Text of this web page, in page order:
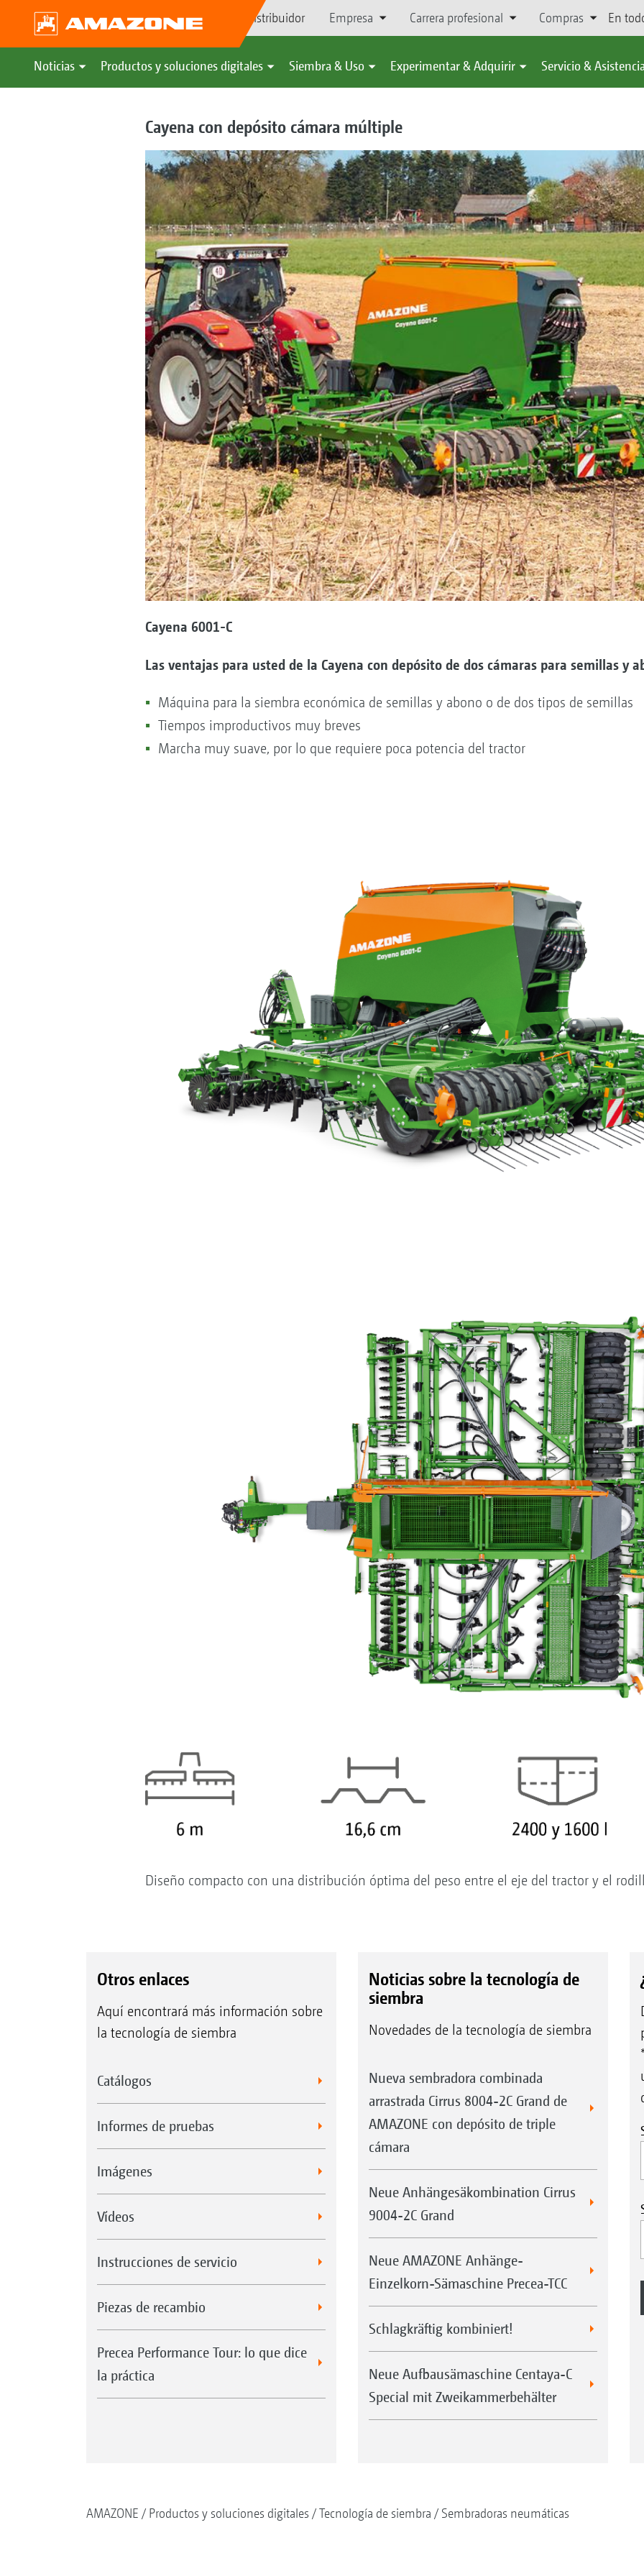
Búsqueda de distribuidor Empresa Carrera profesional Compras En
Noticias Productos y soluciones digitales Siembra & Uso Experimentar & Adquirir Servicio &
Cayena con depósito cámara múltiple
Cayena 6001-C
Las ventajas para usted de la Cayena con depósito de dos cámaras para semillas y
Máquina para la siembra económica de semillas y abono o de dos tipos de semillas
Tiempos improductivos muy breves
Marcha muy suave, por lo que requiere poca potencia del tractor
Diseño compacto con una distribución óptima del peso entre el eje del tractor y el
Otros enlaces
Aquí encontrará más información sobre
la tecnología de siembra
Catálogos
Informes de pruebas
Imágenes
Vídeos
Instrucciones de servicio
Piezas de recambio
Precea Performance Tour: lo que dice
la práctica
Noticias sobre la tecnología de
siembra
Novedades de la tecnología de siembra
Nueva sembradora combinada
arrastrada Cirrus 8004-2C Grand de
AMAZONE con depósito de triple
cámara
Neue Anhängesäkombination Cirrus
9004-2C Grand
Neue AMAZONE Anhänge-
Einzelkorn-Sämaschine Precea-TCC
Schlagkräftig kombiniert!
Neue Aufbausämaschine Centaya-C
Special mit Zweikammerbehälter
AMAZONE Productos y soluciones digitales Tecnología de siembra Sembradoras neumáticas